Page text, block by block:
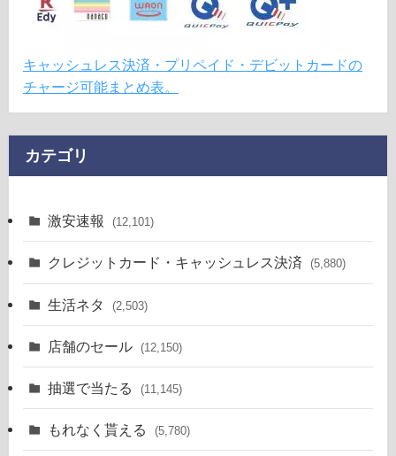
キャッシュレス決済・プリペイド・デビットカードの
チャージ可能まとめ表。
カテゴリ
激安速報 (12,101)
クレジットカード・キャッシュレス決済 (5,880)
生活ネタ (2,503)
店舗のセール (12,150)
抽選で当たる (11,145)
もれなく貰える (5,780)